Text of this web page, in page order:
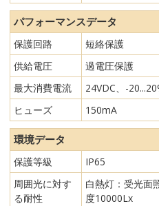
パフォーマンスデータ
保護回路
短絡保護
供給電圧
過電圧保護
最大消費電流
24VDC、-
ヒューズ
150mA
環境データ
保護等級
IP65
周囲光に対す
る耐性
白熱灯：受光面
度10000Lx